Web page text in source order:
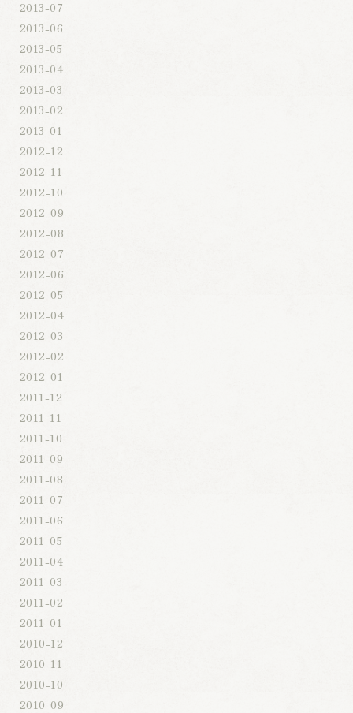
2013-07
2013-06
2013-05
2013-04
2013-03
2013-02
2013-01
2012-12
2012-11
2012-10
2012-09
2012-08
2012-07
2012-06
2012-05
2012-04
2012-03
2012-02
2012-01
2011-12
2011-11
2011-10
2011-09
2011-08
2011-07
2011-06
2011-05
2011-04
2011-03
2011-02
2011-01
2010-12
2010-11
2010-10
2010-09